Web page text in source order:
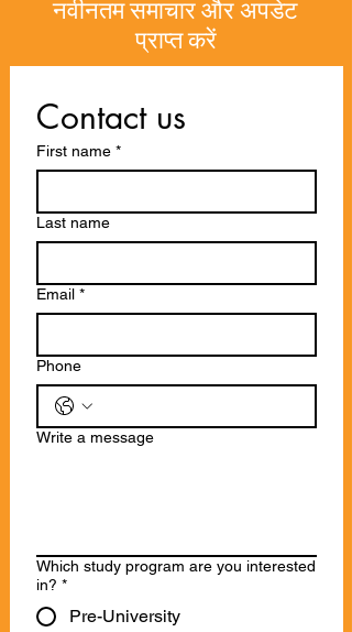
नवीनतम समाचार और अपडेट
प्राप्त करें
Contact us
First name *
Last name
Email *
Phone
Write a message
Which study program are you interested
in? *
Pre-University